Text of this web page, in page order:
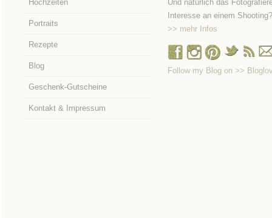
Hochzeiten
Portraits
Rezepte
Blog
Geschenk-Gutscheine
Kontakt & Impressum
Und natürlich das
Interesse an einem Shooting?
>> mehr Infos
Follow my Blog on >>